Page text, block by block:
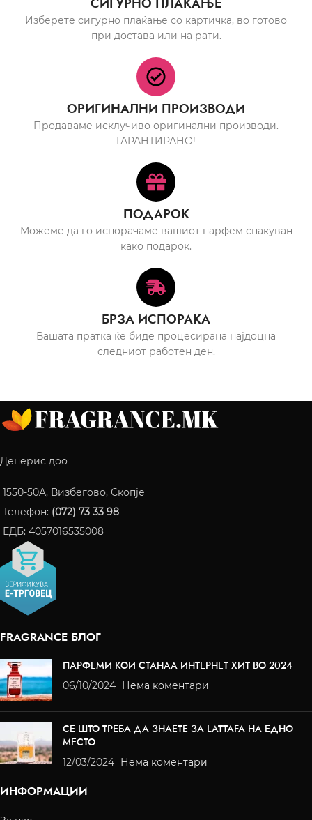
СИГУРНО ПЛАЌАЊЕ
Изберете сигурно плаќање со картичка, во готово
при достава или на рати.
ОРИГИНАЛНИ ПРОИЗВОДИ
Продаваме исклучиво оригинални производи.
ГАРАНТИРАНО!
ПОДАРОК
Можеме да го испорачаме вашиот парфем спакуван
како подарок.
БРЗА ИСПОРАКА
Вашата пратка ќе биде процесирана најдоцна
следниот работен ден.
Денерис доо
1550-50A, Визбегово, Скопје
Телефон: (072) 73 33 98
ЕДБ: 4057016535008
FRAGRANCE БЛОГ
ПАРФЕМИ КОИ СТАНАА ИНТЕРНЕТ ХИТ ВО 2024
06/10/2024 Нема коментари
СЕ ШТО ТРЕБА ДА ЗНАЕТЕ ЗА LATTAFA НА ЕДНО
МЕСТО
12/03/2024 Нема коментари
ИНФОРМАЦИИ